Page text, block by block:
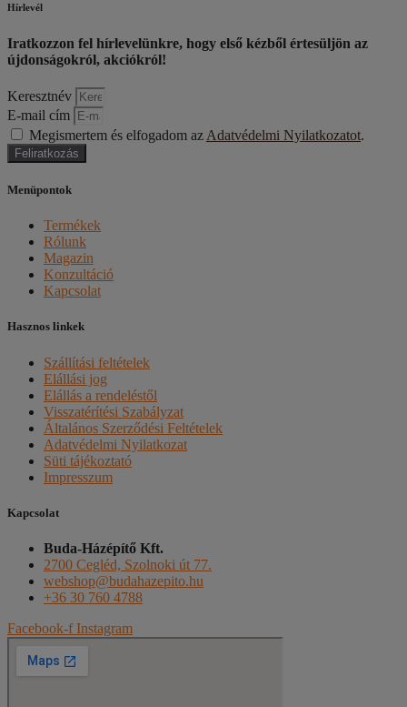
Hírlevél
Iratkozzon fel hírlevelünkre, hogy első kézből értesüljön az
újdonságokról, akciókról!
Keresztnév
E-mail cím
Megismertem és elfogadom az Adatvédelmi Nyilatkozatot.
Feliratkozás
Menüpontok
Termékek
Rólunk
Magazin
Konzultáció
Kapcsolat
Hasznos linkek
Szállítási feltételek
Elállási jog
Elállás a rendeléstől
Visszatérítési Szabályzat
Általános Szerződési Feltételek
Adatvédelmi Nyilatkozat
Süti tájékoztató
Impresszum
Kapcsolat
Buda-Házépítő Kft.
2700 Cegléd, Szolnoki út 77.
webshop@budahazepito.hu
+36 30 760 4788
Facebook-f Instagram